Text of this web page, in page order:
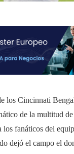
los Cincinnati
de la multitud de
los fanáticos del
dejó el campo el